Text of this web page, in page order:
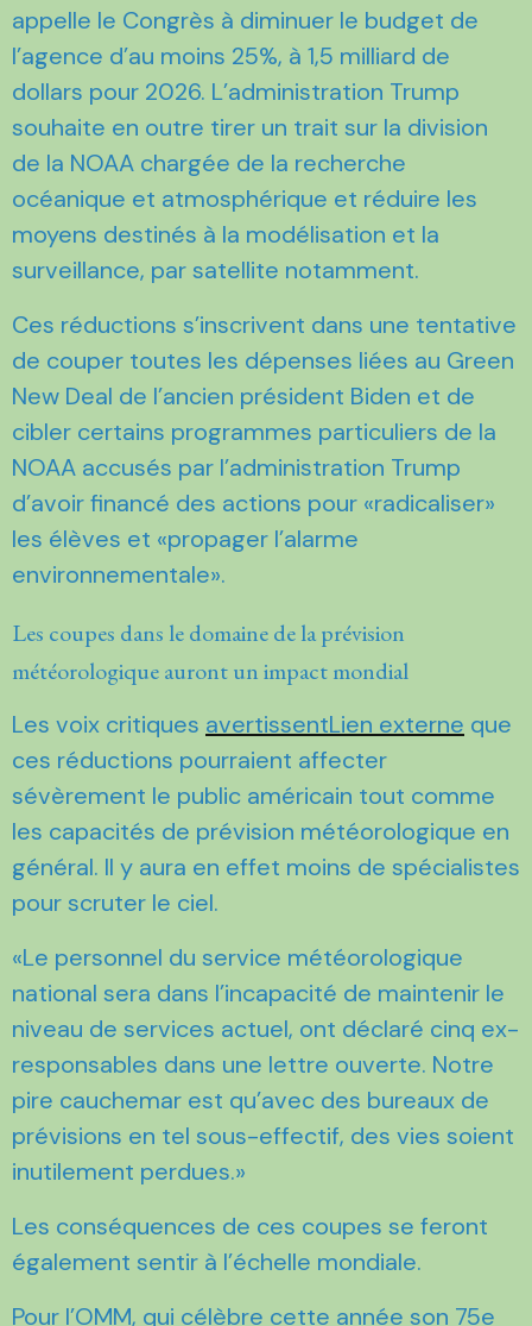
appelle le Congrès à diminuer le budget de
l’agence d’au moins 25%, à 1,5 milliard de
dollars pour 2026. L’administration Trump
souhaite en outre tirer un trait sur la division
de la NOAA chargée de la recherche
océanique et atmosphérique et réduire les
moyens destinés à la modélisation et la
surveillance, par satellite notamment.
Ces réductions s’inscrivent dans une tentative
de couper toutes les dépenses liées au Green
New Deal de l’ancien président Biden et de
cibler certains programmes particuliers de la
NOAA accusés par l’administration Trump
d’avoir financé des actions pour «radicaliser»
les élèves et «propager l’alarme
environnementale».
Les coupes dans le domaine de la prévision
météorologique auront un impact mondial
Les voix critiques avertissentLien externe que
ces réductions pourraient affecter
sévèrement le public américain tout comme
les capacités de prévision météorologique en
général. Il y aura en effet moins de spécialistes
pour scruter le ciel.
«Le personnel du service météorologique
national sera dans l’incapacité de maintenir le
niveau de services actuel, ont déclaré cinq ex-
responsables dans une lettre ouverte. Notre
pire cauchemar est qu’avec des bureaux de
prévisions en tel sous-effectif, des vies soient
inutilement perdues.»
Les conséquences de ces coupes se feront
également sentir à l’échelle mondiale.
Pour l’OMM, qui célèbre cette année son 75e